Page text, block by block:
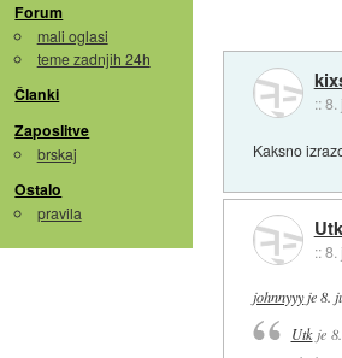
Forum
mali oglasi
teme zadnjih 24h
Članki
Zaposlitve
brskaj
Ostalo
pravila
::8.
Kaksno
Utk
::8.
johnnyyyje8.
Utkje